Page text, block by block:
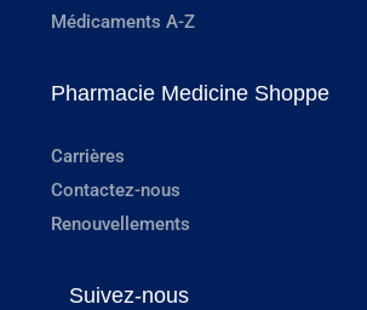
Médicaments A-Z
Pharmacie Medicine Shoppe
Carrières
Contactez-nous
Renouvellements
Suivez-nous